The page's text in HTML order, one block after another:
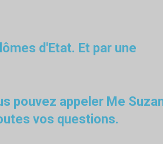
d'Etat. Et par une
pouvez appeler Me
vos questions.